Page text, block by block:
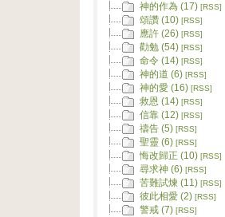
神的作為 (17) [RSS]
頌讚 (10) [RSS]
應許 (26) [RSS]
勸勉 (54) [RSS]
命令 (14) [RSS]
神的道 (6) [RSS]
神的愛 (16) [RSS]
救恩 (14) [RSS]
信靠 (12) [RSS]
禱告 (5) [RSS]
聖靈 (6) [RSS]
悔改歸正 (10) [RSS]
尋求神 (6) [RSS]
苦難試煉 (11) [RSS]
彼此相愛 (2) [RSS]
警戒 (7) [RSS]